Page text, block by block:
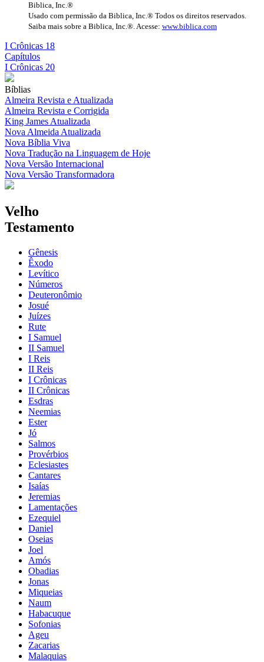
Biblica, Inc.®
Usado com permissão da Biblica, Inc.® Todos os direitos reservados.
Saiba mais sobre a Biblica, Inc.®. Acesse: www.biblica.com
I Crônicas 18
Capítulos
I Crônicas 20
Bíblias
Almeira Revista e Atualizada
Almeira Revista e Corrigida
King James Atualizada
Nova Almeida Atualizada
Nova Bíblia Viva
Nova Tradução na Linguagem de Hoje
Nova Versão Internacional
Nova Versão Transformadora
Velho
Testamento
Gênesis
Êxodo
Levítico
Números
Deuteronômio
Josué
Juízes
Rute
I Samuel
II Samuel
I Reis
II Reis
I Crônicas
II Crônicas
Esdras
Neemias
Ester
Jó
Salmos
Provérbios
Eclesiastes
Cantares
Isaías
Jeremias
Lamentações
Ezequiel
Daniel
Oseias
Joel
Amós
Obadias
Jonas
Miqueias
Naum
Habacuque
Sofonias
Ageu
Zacarias
Malaquias